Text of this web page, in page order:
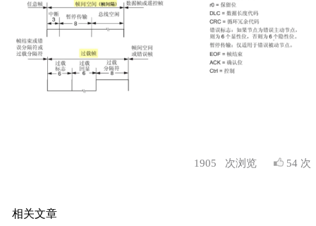
1905 次浏览 54 次
相关文章